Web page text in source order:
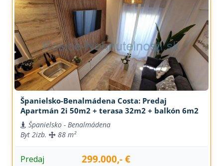
Španielsko-Benalmádena Costa: Predaj
Apartmán 2i 50m2 + terasa 32m2 + balkón 6m2
Španielsko - Benalmádena
Byt 2izb. 88 m²
Predaj 299.000,- €